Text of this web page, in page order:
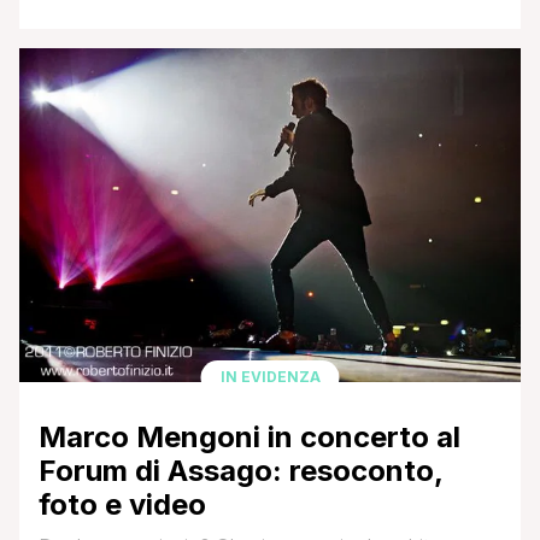
principali palazzetti della capitale, il Palalottomatica.
La vera notizia della serata? La presenza in tribuna
vip di Renato [']
IN EVIDENZA
Marco Mengoni in concerto al
Forum di Assago: resoconto,
foto e video